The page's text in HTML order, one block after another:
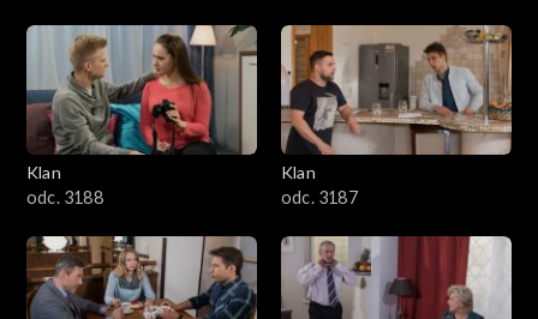
2501–2600
2401–2500
2301–2400
2201–2300
2101–2200
Klan
odc. 3188
Klan
odc. 3187